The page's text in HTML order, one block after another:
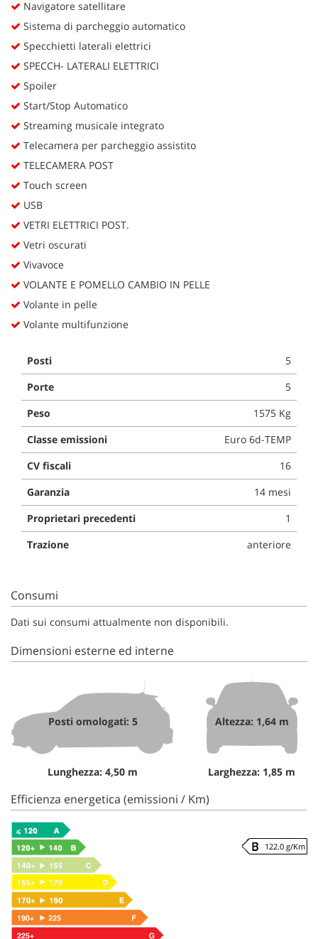
Navigatore satellitare
Sistema di parcheggio automatico
Specchietti laterali elettrici
SPECCH- LATERALI ELETTRICI
Spoiler
Start/Stop Automatico
Streaming musicale integrato
Telecamera per parcheggio assistito
TELECAMERA POST
Touch screen
USB
VETRI ELETTRICI POST.
Vetri oscurati
Vivavoce
VOLANTE E POMELLO CAMBIO IN PELLE
Volante in pelle
Volante multifunzione
Posti
5
Porte
5
Peso
1575 Kg
Classe emissioni
Euro 6d-TEMP
CV fiscali
16
Garanzia
14 mesi
Proprietari precedenti
1
Trazione
anteriore
Consumi
Dati sui consumi attualmente non disponibili.
Dimensioni esterne ed interne
Posti omologati: 5
Lunghezza: 4,50 m
Altezza: 1,64 m
Larghezza: 1,85 m
Efficienza energetica (emissioni / Km)
122.0 g/Km